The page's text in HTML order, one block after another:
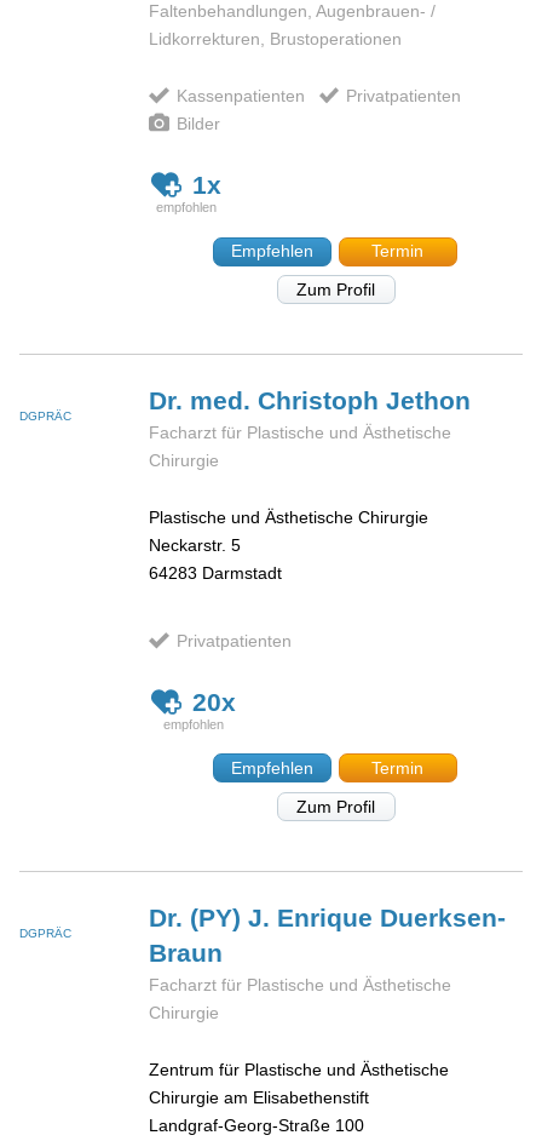
Faltenbehandlungen, Augenbrauen- /
Lidkorrekturen, Brustoperationen
Kassenpatienten
Privatpatienten
Bilder
1x
Empfehlen
Termin
Zum Profil
DGPRÄC
Dr. med. ChristophJethon
Facharzt für Plastische und Ästhetische
Chirurgie
Plastische und Ästhetische Chirurgie
Neckarstr. 5
64283 Darmstadt
Privatpatienten
20x
Empfehlen
Termin
Zum Profil
DGPRÄC
Dr. (PY) J. Enrique Duerksen-
Braun
Facharzt für Plastische und Ästhetische
Chirurgie
Zentrum für Plastische und Ästhetische
Chirurgie am Elisabethenstift
Landgraf-Georg-Straße 100